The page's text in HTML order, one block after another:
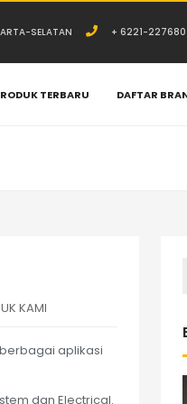
SELATAN + 6221-
TERBARU DAFTAR
KAMI
berbagai aplikasi
dan Electrical.